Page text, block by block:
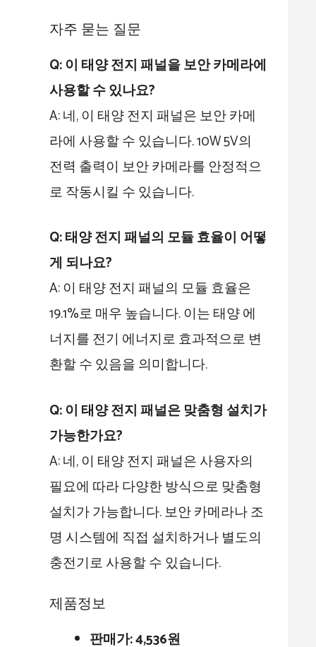
자주 묻는 질문
Q: 이 태양 전지 패널을 보안 카메라에
사용할 수 있나요?
A: 네, 이 태양 전지 패널은 보안 카메
라에 사용할 수 있습니다. 10W 5V의
전력 출력이 보안 카메라를 안정적으
로 작동시킬 수 있습니다.
Q: 태양 전지 패널의 모듈 효율이 어떻
게 되나요?
A: 이 태양 전지 패널의 모듈 효율은
19.1%로 매우 높습니다. 이는 태양 에
너지를 전기 에너지로 효과적으로 변
환할 수 있음을 의미합니다.
Q: 이 태양 전지 패널은 맞춤형 설치가
가능한가요?
A: 네, 이 태양 전지 패널은 사용자의
필요에 따라 다양한 방식으로 맞춤형
설치가 가능합니다. 보안 카메라나 조
명 시스템에 직접 설치하거나 별도의
충전기로 사용할 수 있습니다.
제품정보
판매가:4,536원